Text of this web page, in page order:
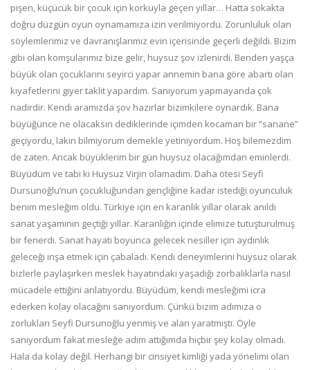
pişen, küçücük bir çocuk için korkuyla geçen yıllar… Hatta sokakta
doğru düzgün oyun oynamamıza izin verilmiyordu. Zorunluluk olan
söylemlerimiz ve davranışlarımız evin içerisinde geçerli değildi. Bizim
gibi olan komşularımız bize gelir, huysuz şov izlenirdi. Benden yaşça
büyük olan çocuklarını seyirci yapar annemin bana göre abartı olan
kıyafetlerini giyer taklit yapardım. Sanıyorum yapmayanda çok
nadirdir. Kendi aramızda şov hazırlar bizimkilere oynardık. Bana
büyüğünce ne olacaksın dediklerinde içimden kocaman bir “sanane”
geçiyordu, lakin bilmiyorum demekle yetiniyordum. Hoş bilemezdim
de zaten. Ancak büyüklerim bir gün huysuz olacağımdan eminlerdi.
Büyüdüm ve tabi ki Huysuz Virjin olamadım. Daha ötesi Seyfi
Dursunoğlu’nun çocukluğundan gençliğine kadar istediği oyunculuk
benim mesleğim oldu. Türkiye için en karanlık yıllar olarak anıldı
sanat yaşamının geçtiği yıllar. Karanlığın içinde elimize tutuşturulmuş
bir fenerdi. Sanat hayatı boyunca gelecek nesiller için aydınlık
geleceği inşa etmek için çabaladı. Kendi deneyimlerini huysuz olarak
bizlerle paylaşırken meslek hayatındaki yaşadığı zorbalıklarla nasıl
mücadele ettiğini anlatıyordu. Büyüdüm, kendi mesleğimi icra
ederken kolay olacağını sanıyordum. Çünkü bizim adımıza o
zorlukları Seyfi Dursunoğlu yenmiş ve alan yaratmıştı. Öyle
sanıyordum fakat mesleğe adım attığımda hiçbir şey kolay olmadı.
Hala da kolay değil. Herhangi bir cinsiyet kimliği yada yönelimi olan